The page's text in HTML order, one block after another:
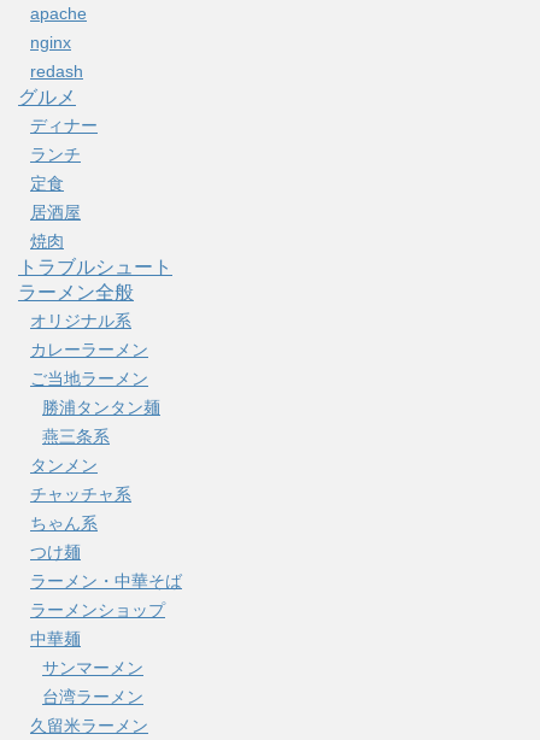
apache
nginx
redash
グルメ
ディナー
ランチ
定食
居酒屋
焼肉
トラブルシュート
ラーメン全般
オリジナル系
カレーラーメン
ご当地ラーメン
勝浦タンタン麺
燕三条系
タンメン
チャッチャ系
ちゃん系
つけ麺
ラーメン・中華そば
ラーメンショップ
中華麺
サンマーメン
台湾ラーメン
久留米ラーメン